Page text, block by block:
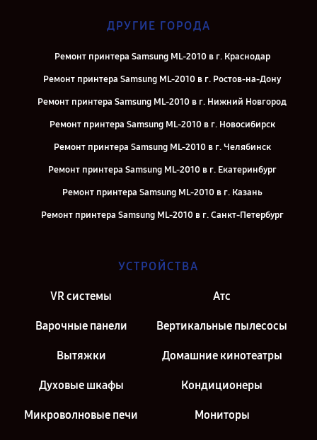
ДРУГИЕ ГОРОДА
Ремонт принтера Samsung ML-2010 в г. Краснодар
Ремонт принтера Samsung ML-2010 в г. Ростов-на-Дону
Ремонт принтера Samsung ML-2010 в г. Нижний Новгород
Ремонт принтера Samsung ML-2010 в г. Новосибирск
Ремонт принтера Samsung ML-2010 в г. Челябинск
Ремонт принтера Samsung ML-2010 в г. Екатеринбург
Ремонт принтера Samsung ML-2010 в г. Казань
Ремонт принтера Samsung ML-2010 в г. Санкт-Петербург
УСТРОЙСТВА
VR системы Атс
Варочные панели Вертикальные пылесосы
Вытяжки Домашние кинотеатры
Духовые шкафы Кондиционеры
Микроволновые печи Мониторы